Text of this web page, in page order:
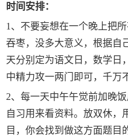
时间安排：
1、不要妄想在一个晚上把
吞枣，没多大意义，根据自
天分别定为语文日，数学日
中精力攻一两门即可，千万
2、每一天中午午觉前加晚
自习用来看资料。放双休，
目，你会找到做这方面题目